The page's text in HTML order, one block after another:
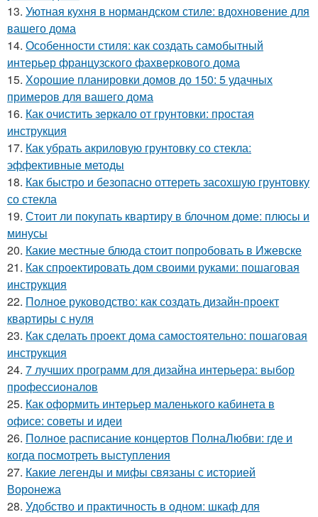
13. Уютная кухня в нормандском стиле: вдохновение для
вашего дома
14. Особенности стиля: как создать самобытный
интерьер французского фахверкового дома
15. Хорошие планировки домов до 150: 5 удачных
примеров для вашего дома
16. Как очистить зеркало от грунтовки: простая
инструкция
17. Как убрать акриловую грунтовку со стекла:
эффективные методы
18. Как быстро и безопасно оттереть засохшую грунтовку
со стекла
19. Стоит ли покупать квартиру в блочном доме: плюсы и
минусы
20. Какие местные блюда стоит попробовать в Ижевске
21. Как спроектировать дом своими руками: пошаговая
инструкция
22. Полное руководство: как создать дизайн-проект
квартиры с нуля
23. Как сделать проект дома самостоятельно: пошаговая
инструкция
24. 7 лучших программ для дизайна интерьера: выбор
профессионалов
25. Как оформить интерьер маленького кабинета в
офисе: советы и идеи
26. Полное расписание концертов ПолнаЛюбви: где и
когда посмотреть выступления
27. Какие легенды и мифы связаны с историей
Воронежа
28. Удобство и практичность в одном: шкаф для